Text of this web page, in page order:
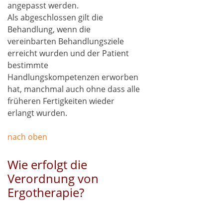
angepasst werden.
Als abgeschlossen gilt die
Behandlung, wenn die
vereinbarten Behandlungsziele
erreicht wurden und der Patient
bestimmte
Handlungskompetenzen erworben
hat, manchmal auch ohne dass alle
früheren Fertigkeiten wieder
erlangt wurden.
nach oben
Wie erfolgt die
Verordnung von
Ergotherapie?